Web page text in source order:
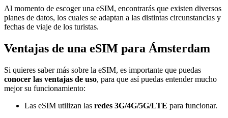
Al momento de escoger una eSIM, encontrarás que existen diversos
planes de datos, los cuales se adaptan a las distintas circunstancias y
fechas de viaje de los turistas.
Ventajas de una eSIM para Ámsterdam
Si quieres saber más sobre la eSIM, es importante que puedas
conocer las ventajas de uso, para que así puedas entender mucho
mejor su funcionamiento:
Las eSIM utilizan las redes 3G/4G/5G/LTE para funcionar.